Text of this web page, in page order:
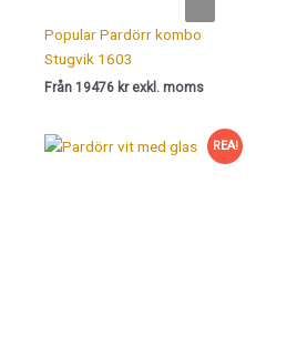
Popular Pardörr kombo
Stugvik 1603
Från 19476 kr exkl. moms
REA!